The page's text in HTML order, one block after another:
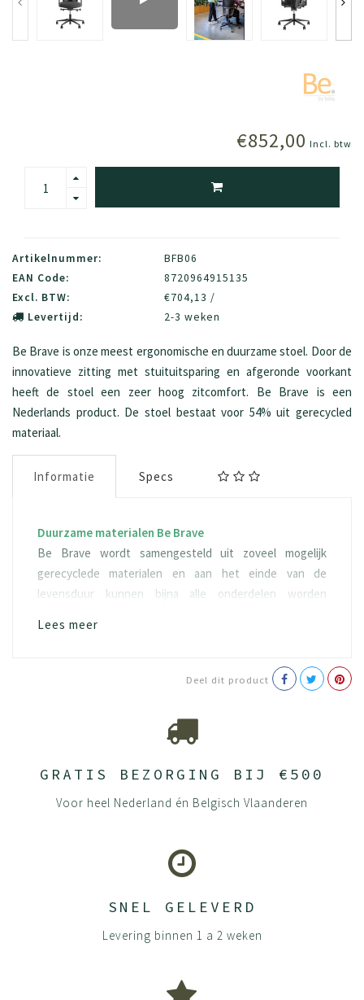
€852,00 Incl. btw
Artikelnummer:
BFB06
EAN Code:
8720964915135
Excl. BTW:
€704,13 /
Levertijd:
2-3 weken
Be Brave is onze meest ergonomische en duurzame stoel. Door de
innovatieve zitting met stuituitsparing en afgeronde voorkant
heeft de stoel een zeer hoog zitcomfort. Be Brave is een
Nederlands product. De stoel bestaat voor 54% uit gerecycled
materiaal.
Informatie Specs
Duurzame materialen Be Brave
Be Brave wordt samengesteld uit zoveel mogelijk
gerecyclede materialen en aan het einde van de
levensduur kunnen bijna alle onderdelen worden
Al het restmateriaal en afval van de fabriek (rest
stoffering, verpakkingsmateriaal, plastic, klein beetje
bureaustoelen worden teruggenomen om te refurbishen
al het materiaal worden hergebruikt.
Van kunststof worden nieuwe producten
Het schuim uit zittingen en gestoffeerde
judo- en yogamatten
Lees meer
Deel dit product
GRATIS BEZORGING BIJ €500
Voor heel Nederland én Belgisch Vlaanderen
SNEL GELEVERD
Levering binnen 1 a 2 weken